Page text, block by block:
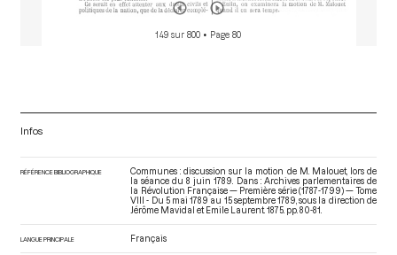
149 sur 800 • Page 80
Infos
RÉFÉRENCE BIBLIOGRAPHIQUE
Communes : discussion sur la motion de M. Malouet, lors de
la séance du 8 juin 1789. Dans : Archives parlementaires de
la Révolution Française — Première série (1787-1799) — Tome
VIII - Du 5 mai 1789 au 15 septembre 1789 , sous la direction de
Jérôme Mavidal et Emile Laurent. 1875. pp. 80-81.
LANGUE PRINCIPALE Français